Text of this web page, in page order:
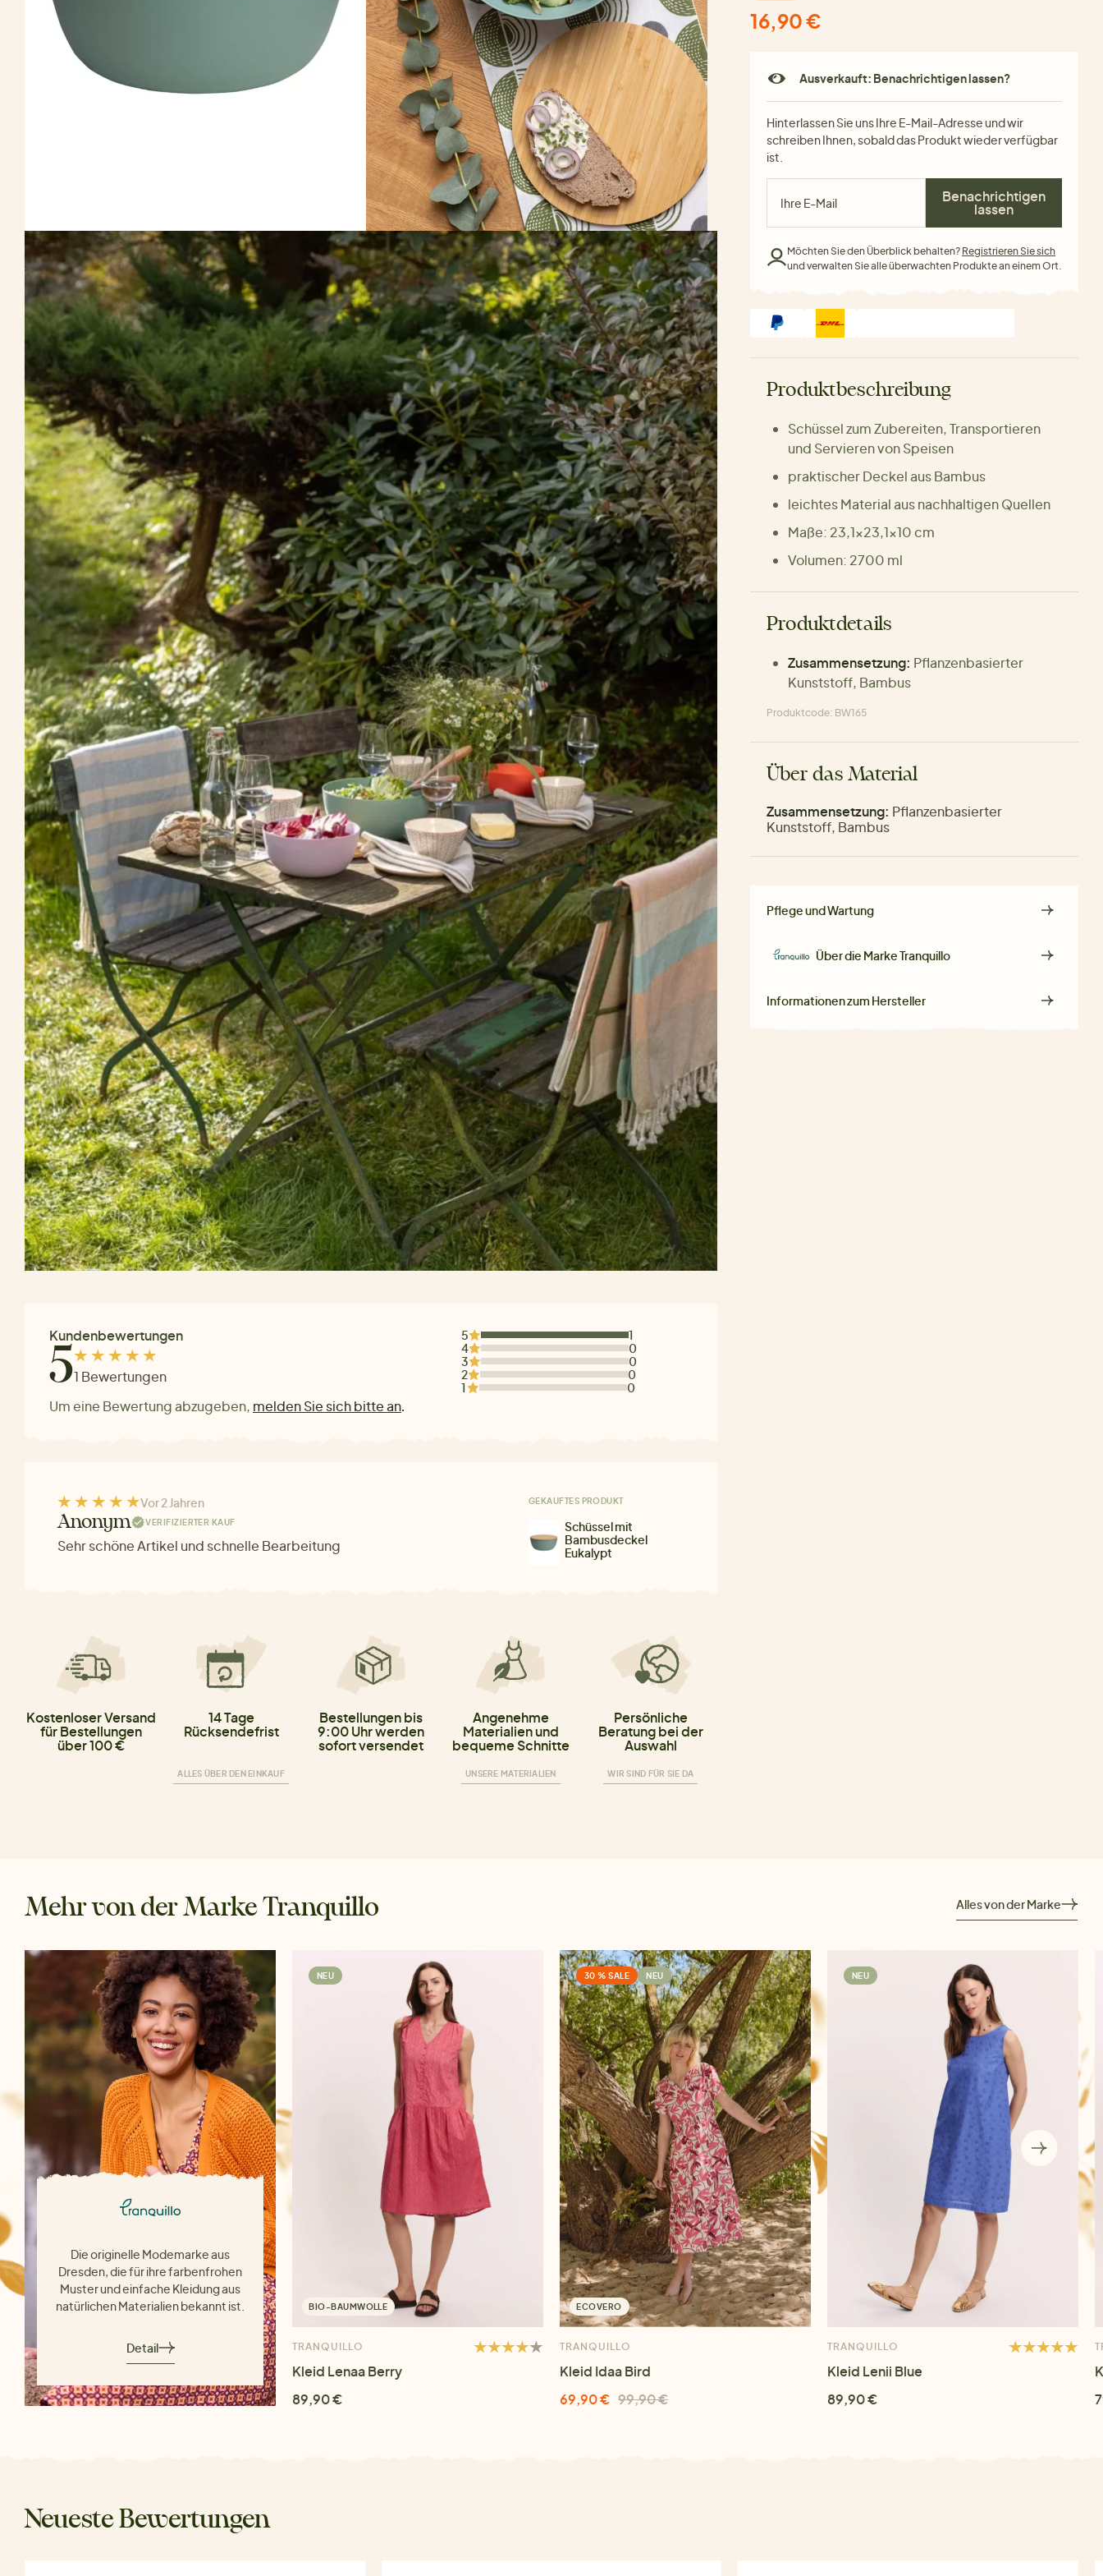
Kundenbewertungen
51 Bewertungen
Um eine Bewertung abzugeben, melden Sie sich bitte an.
5
1
4
0
3
0
2
0
1
0
Vor 2 Jahren
Anonym VERIFIZIERTER KAUF
Sehr schöne Artikel und schnelle Bearbeitung
GEKAUFTES PRODUKT
Schüssel mit
Bambusdeckel
Eukalypt
Kostenloser Versand
für Bestellungen
über 100 €
14 Tage
Rücksendefrist
ALLES ÜBER DEN EINKAUF
Bestellungen bis
9:00 Uhr werden
sofort versendet
Angenehme
Materialien und
bequeme Schnitte
UNSERE MATERIALIEN
Persönliche
Beratung bei der
Auswahl
WIR SIND FÜR SIE DA
16,90 €
Ausverkauft: Benachrichtigen lassen?
Hinterlassen Sie uns Ihre E-Mail-Adresse und wir
schreiben Ihnen, sobald das Produkt wieder verfügbar
ist.
Benachrichtigen
lassen
Möchten Sie den Überblick behalten? Registrieren Sie sich
und verwalten Sie alle überwachten Produkte an einem Ort.
Produktbeschreibung
Schüssel zum Zubereiten, Transportieren
und Servieren von Speisen
praktischer Deckel aus Bambus
leichtes Material aus nachhaltigen Quellen
Maße: 23,1×23,1×10 cm
Volumen: 2700 ml
Produktdetails
Zusammensetzung: Pflanzenbasierter
Kunststoff, Bambus
Produktcode: BW165
Über das Material
Zusammensetzung: Pflanzenbasierter
Kunststoff, Bambus
Pflege und Wartung
Über die MarkeTranquillo
Informationen zum Hersteller
Mehr von der Marke Tranquillo Alles von der Marke
Die originelle Modemarke aus
Dresden, die für ihre farbenfrohen
Muster und einfache Kleidung aus
natürlichen Materialien bekannt ist.
Detail
NEU
BIO-BAUMWOLLE
TRANQUILLO
Kleid Lenaa Berry
89,90 €
30 % SALE NEU
ECOVERO
TRANQUILLO
Kleid Idaa Bird
69,90 € 99,90 €
NEU
TRANQUILLO
Kleid Lenii Blue
89,90 €
Neueste Bewertungen